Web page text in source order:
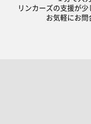
リンカーズの支援が
お気軽にお問